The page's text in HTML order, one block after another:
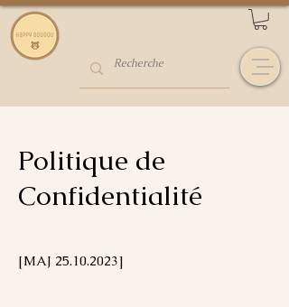
Politique de
Confidentialité
[MAJ 25.10.2023]